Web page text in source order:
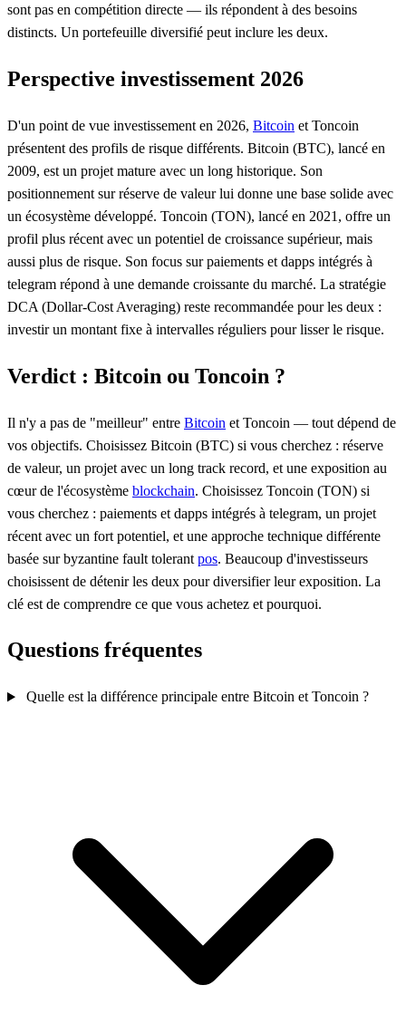
sont pas en compétition directe — ils répondent à des besoins
distincts. Un portefeuille diversifié peut inclure les deux.
Perspective investissement 2026
D'un point de vue investissement en 2026, Bitcoin et Toncoin
présentent des profils de risque différents. Bitcoin (BTC), lancé en
2009, est un projet mature avec un long historique. Son
positionnement sur réserve de valeur lui donne une base solide avec
un écosystème développé. Toncoin (TON), lancé en 2021, offre un
profil plus récent avec un potentiel de croissance supérieur, mais
aussi plus de risque. Son focus sur paiements et dapps intégrés à
telegram répond à une demande croissante du marché. La stratégie
DCA (Dollar-Cost Averaging) reste recommandée pour les deux :
investir un montant fixe à intervalles réguliers pour lisser le risque.
Verdict : Bitcoin ou Toncoin ?
Il n'y a pas de "meilleur" entre Bitcoin et Toncoin — tout dépend de
vos objectifs. Choisissez Bitcoin (BTC) si vous cherchez : réserve
de valeur, un projet avec un long track record, et une exposition au
cœur de l'écosystème blockchain. Choisissez Toncoin (TON) si
vous cherchez : paiements et dapps intégrés à telegram, un projet
récent avec un fort potentiel, et une approche technique différente
basée sur byzantine fault tolerant pos. Beaucoup d'investisseurs
choisissent de détenir les deux pour diversifier leur exposition. La
clé est de comprendre ce que vous achetez et pourquoi.
Questions fréquentes
Quelle est la différence principale entre Bitcoin et Toncoin ?